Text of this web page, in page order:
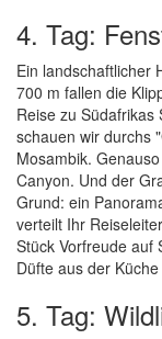
4. Tag:
Ein landschaftlicher
700 m fallen die
Reise zu
schauen wir durchs
Mosambik.
Canyon. Und der
Grund: ein
verteilt Ihr
Stück Vorfreude auf
Düfte aus der
5. Tag: